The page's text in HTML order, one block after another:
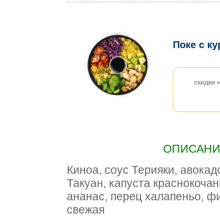
Поке с
скидки
Киноа, соус Терияки,
Такуан, капуста
ананас, перец халапеньо,
свежая